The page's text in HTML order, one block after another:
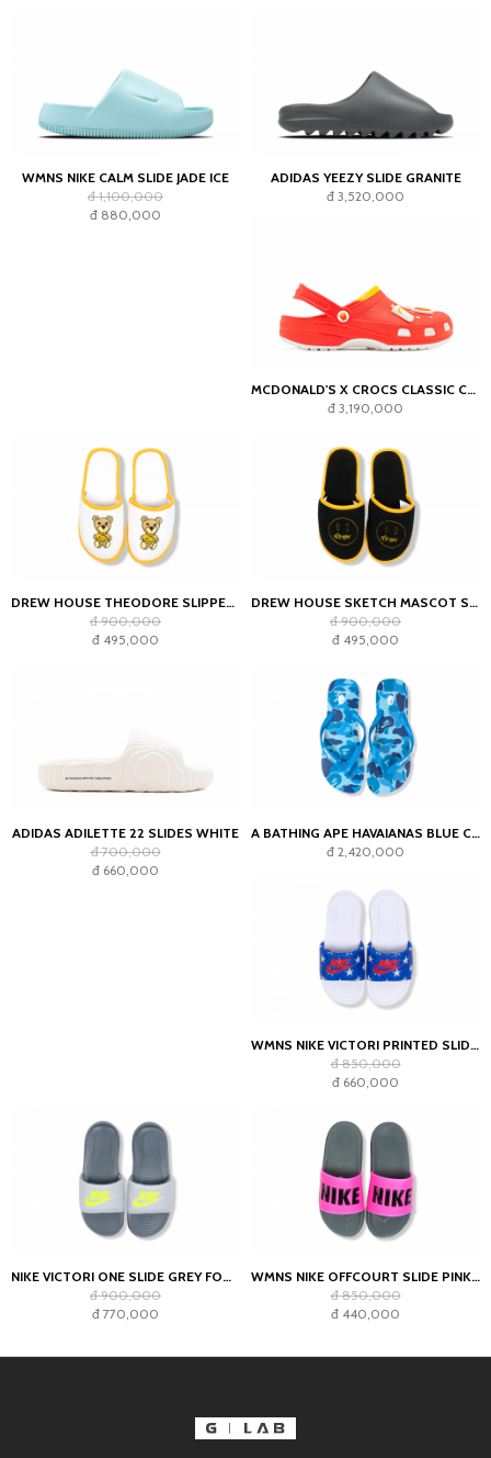
WMNS NIKE CALM SLIDE JADE ICE
đ 1,100,000
đ 880,000
ADIDAS YEEZY SLIDE GRANITE
đ 3,520,000
MCDONALD'S X CROCS CLASSIC CLOG - RED
đ 3,190,000
DREW HOUSE THEODORE SLIPPERS WHITE
đ 900,000
đ 495,000
DREW HOUSE SKETCH MASCOT SLIPPERS BLACK
đ 900,000
đ 495,000
ADIDAS ADILETTE 22 SLIDES WHITE
đ 700,000
đ 660,000
A BATHING APE HAVAIANAS BLUE CAMO
đ 2,420,000
WMNS NIKE VICTORI PRINTED SLIDES
đ 850,000
đ 660,000
NIKE VICTORI ONE SLIDE GREY FOG/VOLT
đ 900,000
đ 770,000
WMNS NIKE OFFCOURT SLIDE PINK BLAST BLACK
đ 850,000
đ 440,000